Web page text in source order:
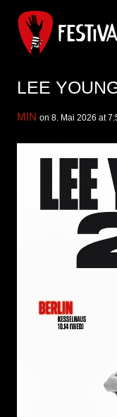
LEE
MIN on 8. Mai 2026 at